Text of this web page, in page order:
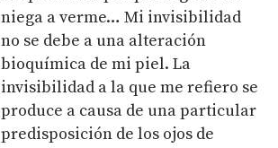
niega a verme… Mi invisibilidad
no se debe a una alteración
bioquímica de mi piel. La
invisibilidad a la que me refiero se
produce a causa de una particular
predisposición de los ojos de